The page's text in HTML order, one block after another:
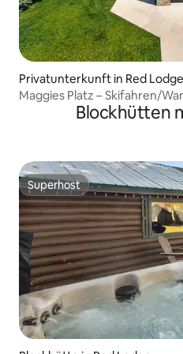
Privatunterkunft in Red Lodge
Maggies Platz – Skifahren/
Blockhütten
Superhost
Superhost